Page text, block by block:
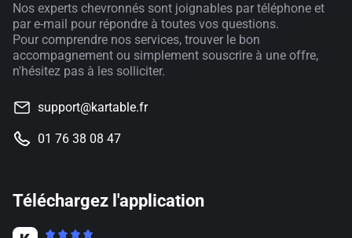
Nos experts chevronnés sont joignables par téléphone et
par e-mail pour répondre à toutes vos questions.
Pour comprendre nos services, trouver le bon
accompagnement ou simplement souscrire à une offre,
n'hésitez pas à les solliciter.
support@kartable.fr
01 76 38 08 47
Téléchargez l'application